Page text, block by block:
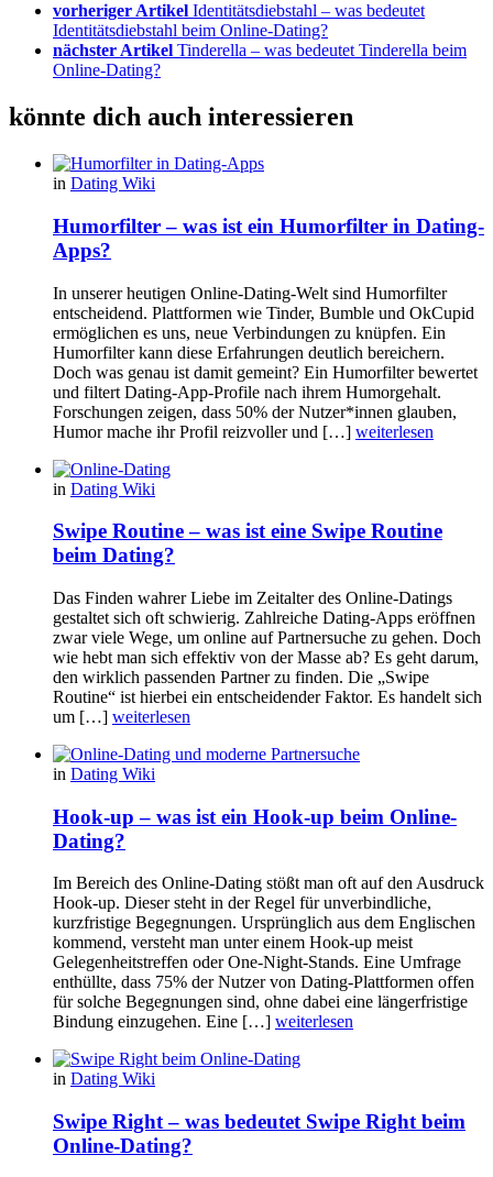
vorheriger Artikel Identitätsdiebstahl – was bedeutet
Identitätsdiebstahl beim Online-Dating?
nächster Artikel Tinderella – was bedeutet Tinderella beim
Online-Dating?
könnte dich auch interessieren
in Dating Wiki
Humorfilter – was ist ein Humorfilter in Dating-
Apps?
In unserer heutigen Online-Dating-Welt sind Humorfilter
entscheidend. Plattformen wie Tinder, Bumble und OkCupid
ermöglichen es uns, neue Verbindungen zu knüpfen. Ein
Humorfilter kann diese Erfahrungen deutlich bereichern.
Doch was genau ist damit gemeint? Ein Humorfilter bewertet
und filtert Dating-App-Profile nach ihrem Humorgehalt.
Forschungen zeigen, dass 50% der Nutzer*innen glauben,
Humor mache ihr Profil reizvoller und […] weiterlesen
in Dating Wiki
Swipe Routine – was ist eine Swipe Routine
beim Dating?
Das Finden wahrer Liebe im Zeitalter des Online-Datings
gestaltet sich oft schwierig. Zahlreiche Dating-Apps eröffnen
zwar viele Wege, um online auf Partnersuche zu gehen. Doch
wie hebt man sich effektiv von der Masse ab? Es geht darum,
den wirklich passenden Partner zu finden. Die „Swipe
Routine“ ist hierbei ein entscheidender Faktor. Es handelt sich
um […] weiterlesen
in Dating Wiki
Hook-up – was ist ein Hook-up beim Online-
Dating?
Im Bereich des Online-Dating stößt man oft auf den Ausdruck
Hook-up. Dieser steht in der Regel für unverbindliche,
kurzfristige Begegnungen. Ursprünglich aus dem Englischen
kommend, versteht man unter einem Hook-up meist
Gelegenheitstreffen oder One-Night-Stands. Eine Umfrage
enthüllte, dass 75% der Nutzer von Dating-Plattformen offen
für solche Begegnungen sind, ohne dabei eine längerfristige
Bindung einzugehen. Eine […] weiterlesen
in Dating Wiki
Swipe Right – was bedeutet Swipe Right beim
Online-Dating?